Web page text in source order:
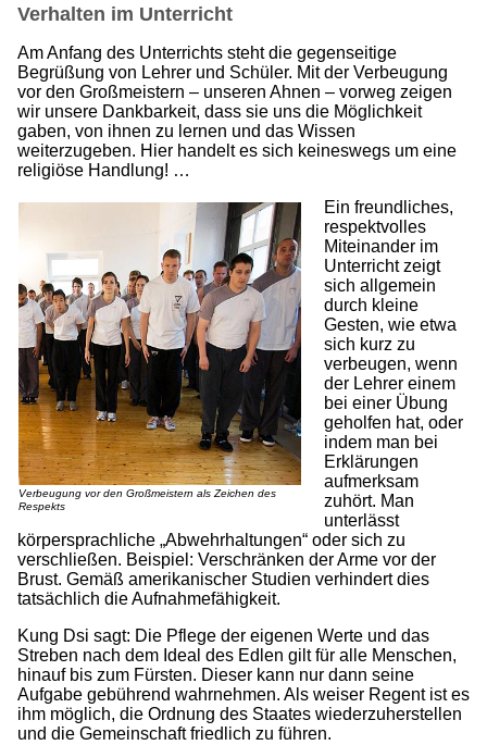
Verhalten im Unterricht
Am Anfang des Unterrichts steht die gegenseitige
Begrüßung von Lehrer und Schüler. Mit der Verbeugung
vor den Großmeistern – unseren Ahnen – vorweg zeigen
wir unsere Dankbarkeit, dass sie uns die Möglichkeit
gaben, von ihnen zu lernen und das Wissen
weiterzugeben. Hier handelt es sich keineswegs um eine
religiöse Handlung! …
Verbeugung vor den Großmeistern als Zeichen des
Respekts
Ein freundliches,
respektvolles
Miteinander im
Unterricht zeigt
sich allgemein
durch kleine
Gesten, wie etwa
sich kurz zu
verbeugen, wenn
der Lehrer einem
bei einer Übung
geholfen hat, oder
indem man bei
Erklärungen
aufmerksam
zuhört. Man
unterlässt
körpersprachliche „Abwehrhaltungen“ oder sich zu
verschließen. Beispiel: Verschränken der Arme vor der
Brust. Gemäß amerikanischer Studien verhindert dies
tatsächlich die Aufnahmefähigkeit.
Kung Dsi sagt: Die Pflege der eigenen Werte und das
Streben nach dem Ideal des Edlen gilt für alle Menschen,
hinauf bis zum Fürsten. Dieser kann nur dann seine
Aufgabe gebührend wahrnehmen. Als weiser Regent ist es
ihm möglich, die Ordnung des Staates wiederzuherstellen
und die Gemeinschaft friedlich zu führen.